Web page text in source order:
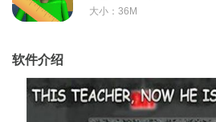
大小：36M
软件介绍